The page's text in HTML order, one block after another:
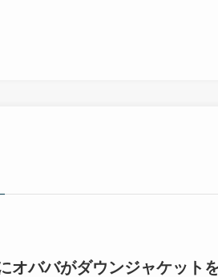
オババがダウンジャケット